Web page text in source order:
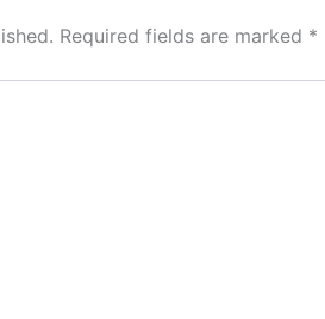
Required fields are marked *